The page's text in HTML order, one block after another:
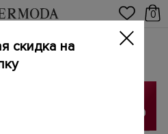
0
/ Аксессуары
скидка на